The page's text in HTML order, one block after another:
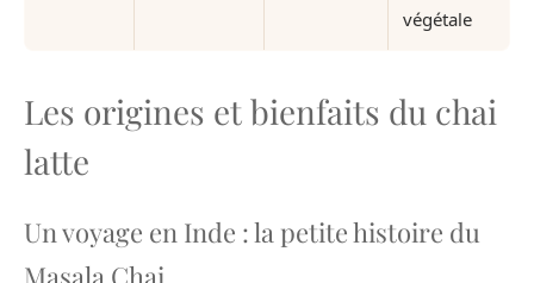
végétale
Les origines et bienfaits du chai
latte
Un voyage en Inde : la petite histoire du
Masala Chai